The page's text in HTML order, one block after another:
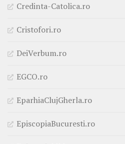
Credinta-Catolica.ro
Cristofori.ro
DeiVerbum.ro
EGCO.ro
EparhiaClujGherla.ro
EpiscopiaBucuresti.ro